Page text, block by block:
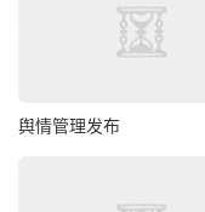
舆情管理发布